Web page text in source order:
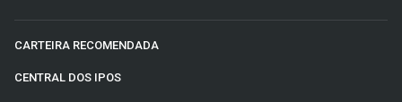
CARTEIRA RECOMENDADA
CENTRAL DOS IPOS